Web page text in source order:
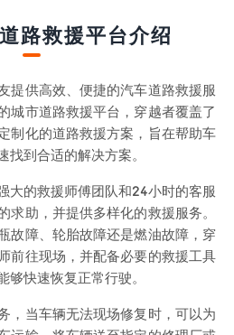
路救援平台介绍
提供高效、便捷的汽车道路救援服
城市道路救援平台，穿越者覆盖了
制化的道路救援方案，旨在帮助车
找到合适的解决方案。
大的救援师傅团队和24小时的客服
求助，并提供多样化的救援服务。
故障、轮胎故障还是燃油故障，穿
前往现场，并配备必要的救援工具
快速恢复正常行驶。
，当车辆无法现场修复时，可以为